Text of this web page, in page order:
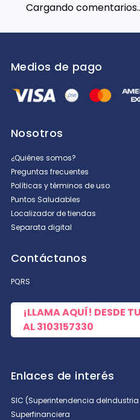
Cargando
Medios de pago
Nosotros
¿Quiénes somos?
Preguntas frecuentes
Políticas y términos de uso
Puntos Saludables
Localizador de tiendas
Separata digital
Contáctanos
PQRS
¡LLAMA AQUÍ! DESDE
AL3103157330
Enlaces de interés
SIC (Superintendencia
Superfinanciera